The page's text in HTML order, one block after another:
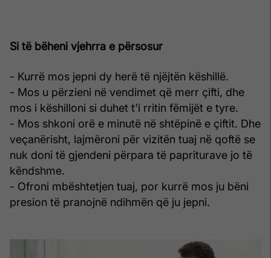
Si të bëheni vjehrra e përsosur
- Kurrë mos jepni dy herë të njëjtën këshillë.
- Mos u përzieni në vendimet që merr çifti, dhe
mos i këshilloni si duhet t'i rritin fëmijët e tyre.
- Mos shkoni orë e minutë në shtëpinë e çiftit. Dhe
veçanërisht, lajmëroni për vizitën tuaj në qoftë se
nuk doni të gjendeni përpara të papriturave jo të
këndshme.
- Ofroni mbështetjen tuaj, por kurrë mos ju bëni
presion të pranojnë ndihmën që ju jepni.